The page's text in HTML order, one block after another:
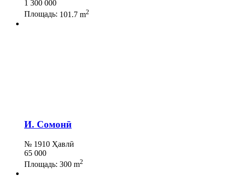
1 300 000
Площадь: 101.7 m2
И. Сомонӣ
№ 1910 Ҳавлӣ
65 000
Площадь: 300 m2